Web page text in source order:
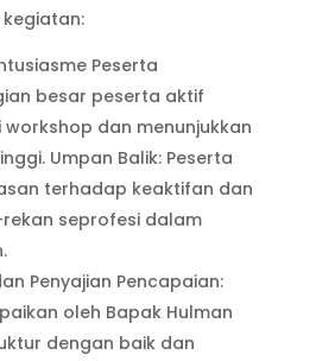
Peserta
besar peserta aktif
dan menunjukkan
Umpan Balik: Peserta
terhadap keaktifan dan
seprofesi dalam
Penyajian Pencapaian:
oleh Bapak Hulman
dengan baik dan